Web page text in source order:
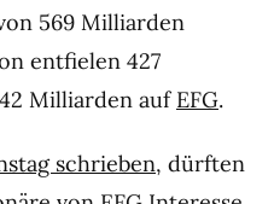
569 Milliarden
entfielen 427
Milliarden auf EFG.
schrieben, dürften